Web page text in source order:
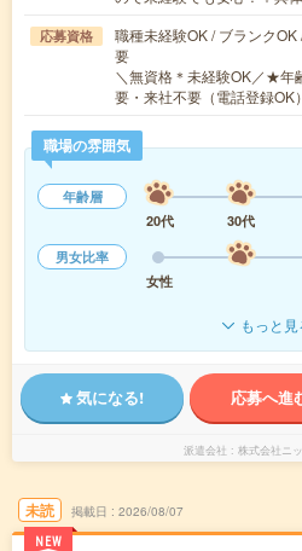
応募資格
職種未経験OK / ブランク
要
＼無資格＊未経験OK／★年
要・来社不要（電話登録
職場の雰囲気
年齢層
20代
30代
男女比率
女性
もっと見
気になる! 応募へ進
派遣会社 株式会社ニ
未読
NEW
掲載日 2026/08/07